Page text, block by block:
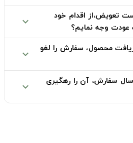
تعویض،از اقدام خود
وجه نمایم؟
expand_more
محصول، سفارش را لغو
expand_more
سفارش، آن را رهگیری
expand_more